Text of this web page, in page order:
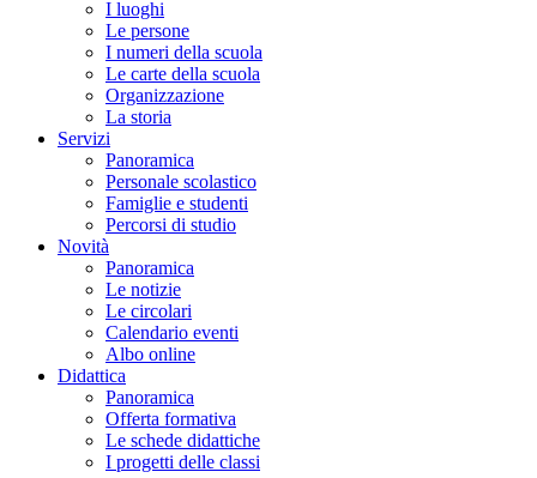
I luoghi
Le persone
I numeri della scuola
Le carte della scuola
Organizzazione
La storia
Servizi
Panoramica
Personale scolastico
Famiglie e studenti
Percorsi di studio
Novità
Panoramica
Le notizie
Le circolari
Calendario eventi
Albo online
Didattica
Panoramica
Offerta formativa
Le schede didattiche
I progetti delle classi